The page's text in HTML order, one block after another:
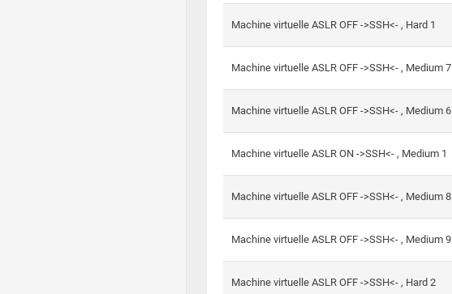
Machine virtuelle ASLR OFF ->SSH<- , Hard 1
Machine virtuelle ASLR OFF ->SSH<- , Medium 7
Machine virtuelle ASLR OFF ->SSH<- , Medium 6
Machine virtuelle ASLR ON ->SSH<- , Medium 1
Machine virtuelle ASLR OFF ->SSH<- , Medium 8
Machine virtuelle ASLR OFF ->SSH<- , Medium 9
Machine virtuelle ASLR OFF ->SSH<- , Hard 2